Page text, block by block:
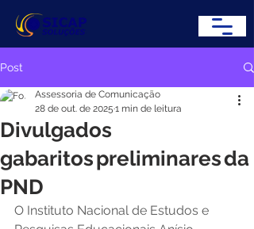
Post
Divulgados
gabaritos preliminares da
PND
Assessoria de Comunicação
28 de out. de 2025 1 min de leitura
O Instituto Nacional de Estudos e